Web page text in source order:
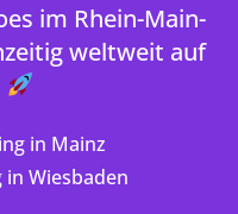
im Rhein-Main-
weltweit auf
in Mainz
Wiesbaden